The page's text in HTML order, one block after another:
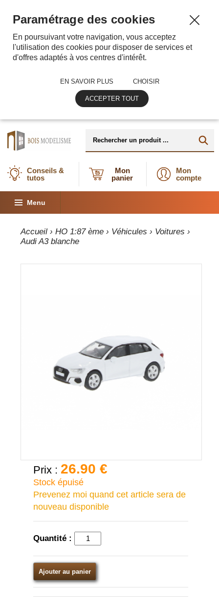
Conseils &
tutos
Mon
panier
Mon
compte
Menu
Accueil ›HO 1:87 ème › Véhicules › Voitures ›
Audi A3 blanche
Prix : 26.90 €
Stock épuisé
Prevenez moi quand cet article sera de
nouveau disponible
Quantité :
Ajouter au panier
Paramétrage des cookies
En poursuivant votre navigation, vous acceptez
l'utilisation des cookies pour disposer de services et
d'offres adaptés à vos centres d'intérêt.
EN SAVOIR PLUS CHOISIR
ACCEPTER TOUT